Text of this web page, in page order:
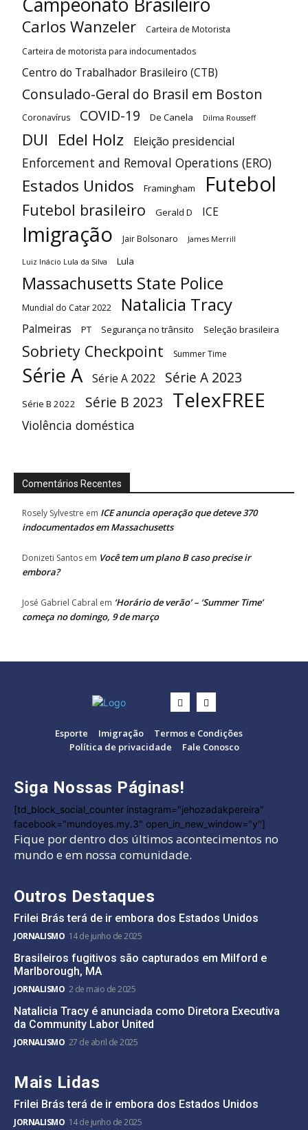
Carlos Wanzeler
Carteira de Motorista
Carteira de motorista para indocumentados
Centro do Trabalhador Brasileiro (CTB)
Consulado-Geral do Brasil em Boston
Coronavírus COVID-19 De Canela Dilma Rousseff
DUI Edel Holz Eleição presidencial
Enforcement and Removal Operations (ERO)
Estados Unidos Framingham Futebol
Futebol brasileiro Gerald D ICE
Imigração Jair Bolsonaro James Merrill
Luiz Inácio Lula da Silva Lula
Massachusetts State Police
Mundial do Catar 2022 Natalicia Tracy
Palmeiras PT Segurança no trânsito Seleção brasileira
Sobriety Checkpoint Summer Time
Série A Série A 2022 Série A 2023
Série B 2022 Série B 2023 TelexFREE
Violência doméstica
Comentários Recentes
Rosely Sylvestre em ICE anuncia operação que deteve 370
indocumentados em Massachusetts
Donizeti Santos em Você tem um plano B caso precise ir
embora?
José Gabriel Cabral em ‘Horário de verão’ – ‘Summer Time’
começa no domingo, 9 de março
Esporte Imigração
Termos e Condições
Política de privacidade
Fale Conosco
Siga Nossas Páginas!
[td_block_social_counter instagram="jehozadakpereira"
facebook="mundoyes.my.3" open_in_new_window="y"]
Fique por dentro dos últimos acontecimentos no
mundo e em nossa comunidade.
Outros Destaques
Frilei Brás terá de ir embora dos Estados Unidos
JORNALISMO 14 de junho de 2025
Brasileiros fugitivos são capturados em Milford e
Marlborough, MA
JORNALISMO 2 de maio de 2025
Natalicia Tracy é anunciada como Diretora Executiva
da Community Labor United
JORNALISMO 27 de abril de 2025
Mais Lidas
Frilei Brás terá de ir embora dos Estados Unidos
JORNALISMO 14 de junho de 2025